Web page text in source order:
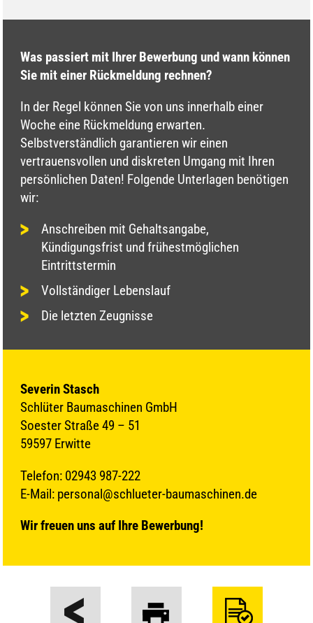
Was passiert mit Ihrer Bewerbung und wann können
Sie mit einer Rückmeldung rechnen?
In der Regel können Sie von uns innerhalb einer
Woche eine Rückmeldung erwarten.
Selbstverständlich garantieren wir einen
vertrauensvollen und diskreten Umgang mit Ihren
persönlichen Daten! Folgende Unterlagen benötigen
wir:
Anschreiben mit Gehaltsangabe,
Kündigungsfrist und frühestmöglichen
Eintrittstermin
Vollständiger Lebenslauf
Die letzten Zeugnisse
Severin Stasch
Schlüter Baumaschinen GmbH
Soester Straße 49 – 51
59597 Erwitte
Telefon: 02943 987-222
E-Mail: personal@schlueter-baumaschinen.de
Wir freuen uns auf Ihre Bewerbung!